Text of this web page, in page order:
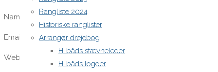
Rangliste 2024
Historiske ranglister
Arrangør drejebog
H-båds stævneleder
H-båds logoer
Name
Email
Website